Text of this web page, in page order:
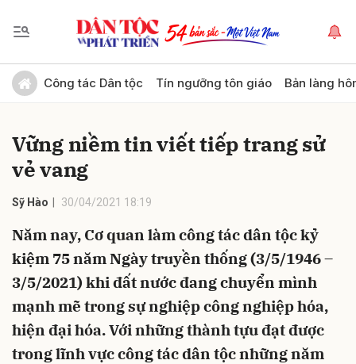
Công tác Dân tộc Tín ngưỡng tôn giáo Bản làng
Vững niềm tin viết tiếp trang sử
vẻ vang
Sỹ Hào 30/04/2021 18:19
Năm nay, Cơ quan làm công tác dân tộc kỷ
kiệm 75 năm Ngày truyền thống (3/5/1946 –
3/5/2021) khi đất nước đang chuyển mình
mạnh mẽ trong sự nghiệp công nghiệp hóa,
hiện đại hóa. Với những thành tựu đạt được
trong lĩnh vực công tác dân tộc những năm
Gửi bình luận
Hủy Gửi